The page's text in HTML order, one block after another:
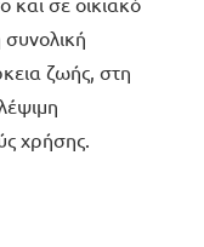
ζωής, στη
χρήσης.